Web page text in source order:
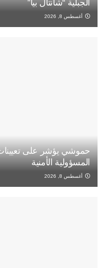
الجبلية “شانتال بيا”
أغسطس 8, 2026
حموشي يؤشر على
المسؤولية الأمنية
أغسطس 8, 2026